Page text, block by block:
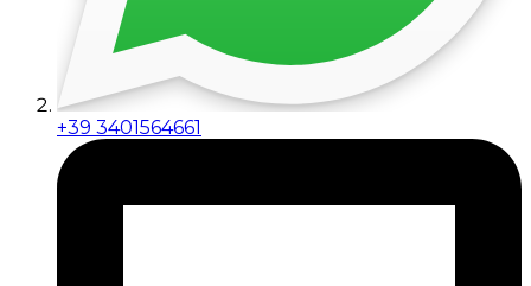
+39 3401564661